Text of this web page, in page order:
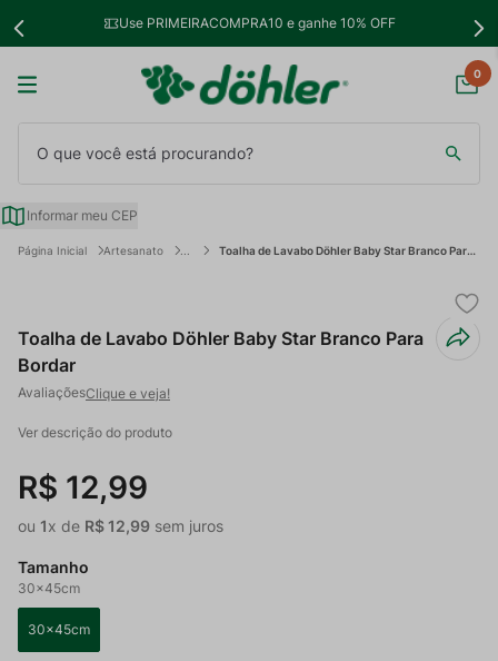
Use PRIMEIRACOMPRA10 e ganhe 10% OFF
0
Informar meu CEP
Artesanato Toalha de Lavabo Döhler Baby Star Branco Para Bordar
Toalha de Lavabo Döhler Baby Star Branco Para
Bordar
Clique e veja!
Ver descrição do produto
R$ 12,99
ou 1x de R$12,99 sem juros
Tamanho
30x45cm
30x45cm